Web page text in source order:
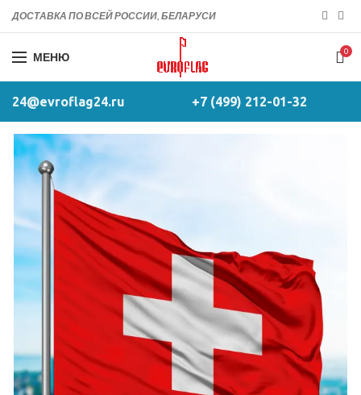
ДОСТАВКА ПО ВСЕЙ РОССИИ, БЕЛАРУСИ
МЕНЮ 0
24@evroflag24.ru +7 (499) 212-01-32